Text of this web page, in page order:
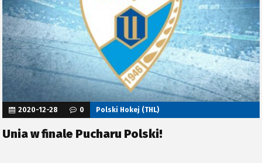
Unia w finale Pucharu Polski!
2020-12-28 0 Polski Hokej (THL)